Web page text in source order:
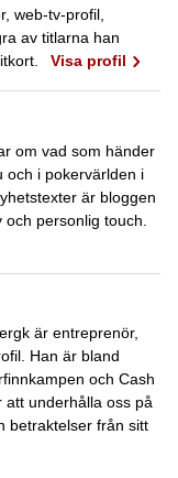
web-tv-profil,
av titlarna han
Visa profil
om vad som händer
och i pokervärlden i
är bloggen
personlig touch.
är entreprenör,
Han är bland
och Cash
att underhålla oss på
betraktelser från sitt